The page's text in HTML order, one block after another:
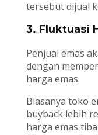
tersebut dijual
3. Fluktuasi
Penjual emas
dengan
harga emas.
Biasanya toko
buyback lebih
harga emas